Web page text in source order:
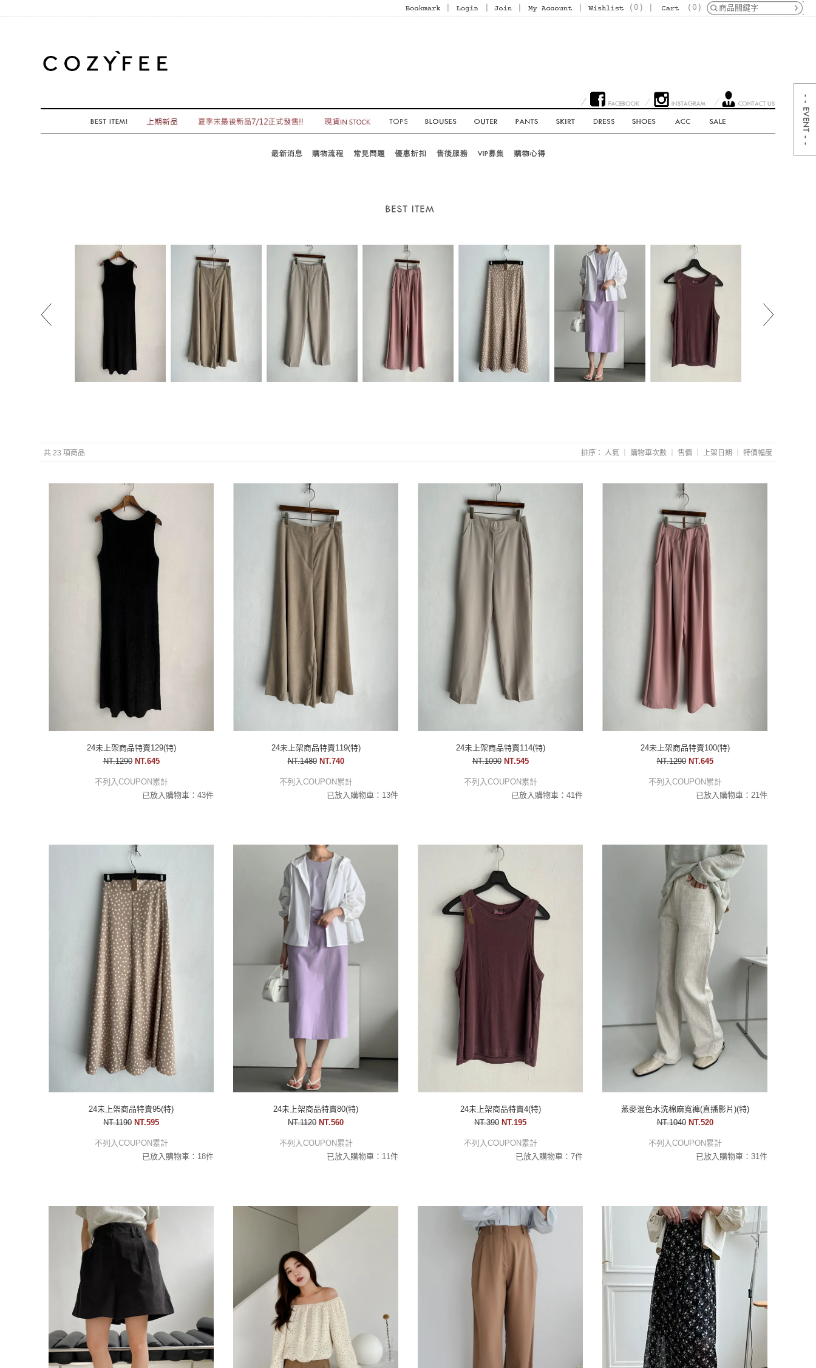
( 0 ) ( 0 )
24未上架商品特賣
119(特)
NT.740
24未上架商品特賣
114(特)
NT.545
24未上架商品特賣
100(特)
NT.645
24未上架商品特賣
95(特)
NT.595
24未上架商品特賣
80(特)
NT.560
24未上架商品特賣
燕麥混色水洗棉
(直播影片)(特)
共 23 項商品 排序： 人氣 購物車次數 售價 上架日期 特價幅度
24未上架商品特賣129(特)
NT.1290 NT.645
不列入COUPON累計
已放入購物車：43件
24未上架商品特賣119(特)
NT.1480 NT.740
不列入COUPON累計
已放入購物車：13件
24未上架商品特賣114(特)
NT.1090 NT.545
不列入COUPON累計
已放入購物車：41件
24未上架商品特賣100(特)
NT.1290 NT.645
不列入COUPON累計
已放入購物車：21件
24未上架商品特賣95(特)
NT.1190 NT.595
不列入COUPON累計
已放入購物車：18件
24未上架商品特賣80(特)
NT.1120 NT.560
不列入COUPON累計
已放入購物車：11件
24未上架商品特賣4(特)
NT.390 NT.195
不列入COUPON累計
已放入購物車：7件
燕麥混色水洗棉麻寬褲(直播影片)(特)
NT.1040 NT.520
不列入COUPON累計
已放入購物車：31件